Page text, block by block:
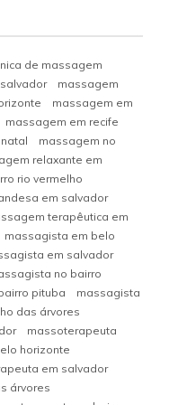
de massagem
massagem
massagem em
massagem em recife
massagem no
relaxante em
rio vermelho
em salvador
terapêutica em
massagista em belo
em salvador
no bairro
pituba
massagista
das árvores
massoterapeuta
horizonte
em salvador
árvores